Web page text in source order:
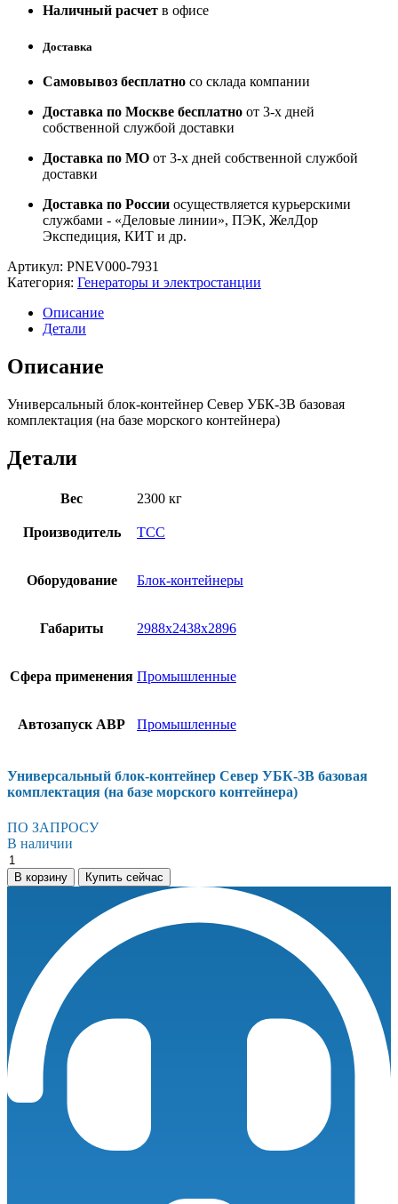
Наличный расчет в офисе
Доставка
Самовывоз бесплатно со склада компании
Доставка по Москве бесплатно от 3-х дней
собственной службой доставки
Доставка по МО от 3-х дней собственной службой
доставки
Доставка по России осуществляется курьерскими
службами - «Деловые линии», ПЭК, ЖелДор
Экспедиция, КИТ и др.
Артикул: PNEV000-7931
Категория: Генераторы и электростанции
Описание
Детали
Описание
Универсальный блок-контейнер Север УБК-3В базовая
комплектация (на базе морского контейнера)
Детали
Вес 2300 кг
Производитель ТСС
Оборудование Блок-контейнеры
Габариты 2988х2438х2896
Сфера применения Промышленные
Автозапуск АВР Промышленные
Универсальный блок-контейнер Север УБК-3В базовая
комплектация (на базе морского контейнера)
ПО ЗАПРОСУ
В наличии
Универсальный
блок-
контейнер
комплектация
базе
морского
контейнера)
количество
В корзину Купить сейчас